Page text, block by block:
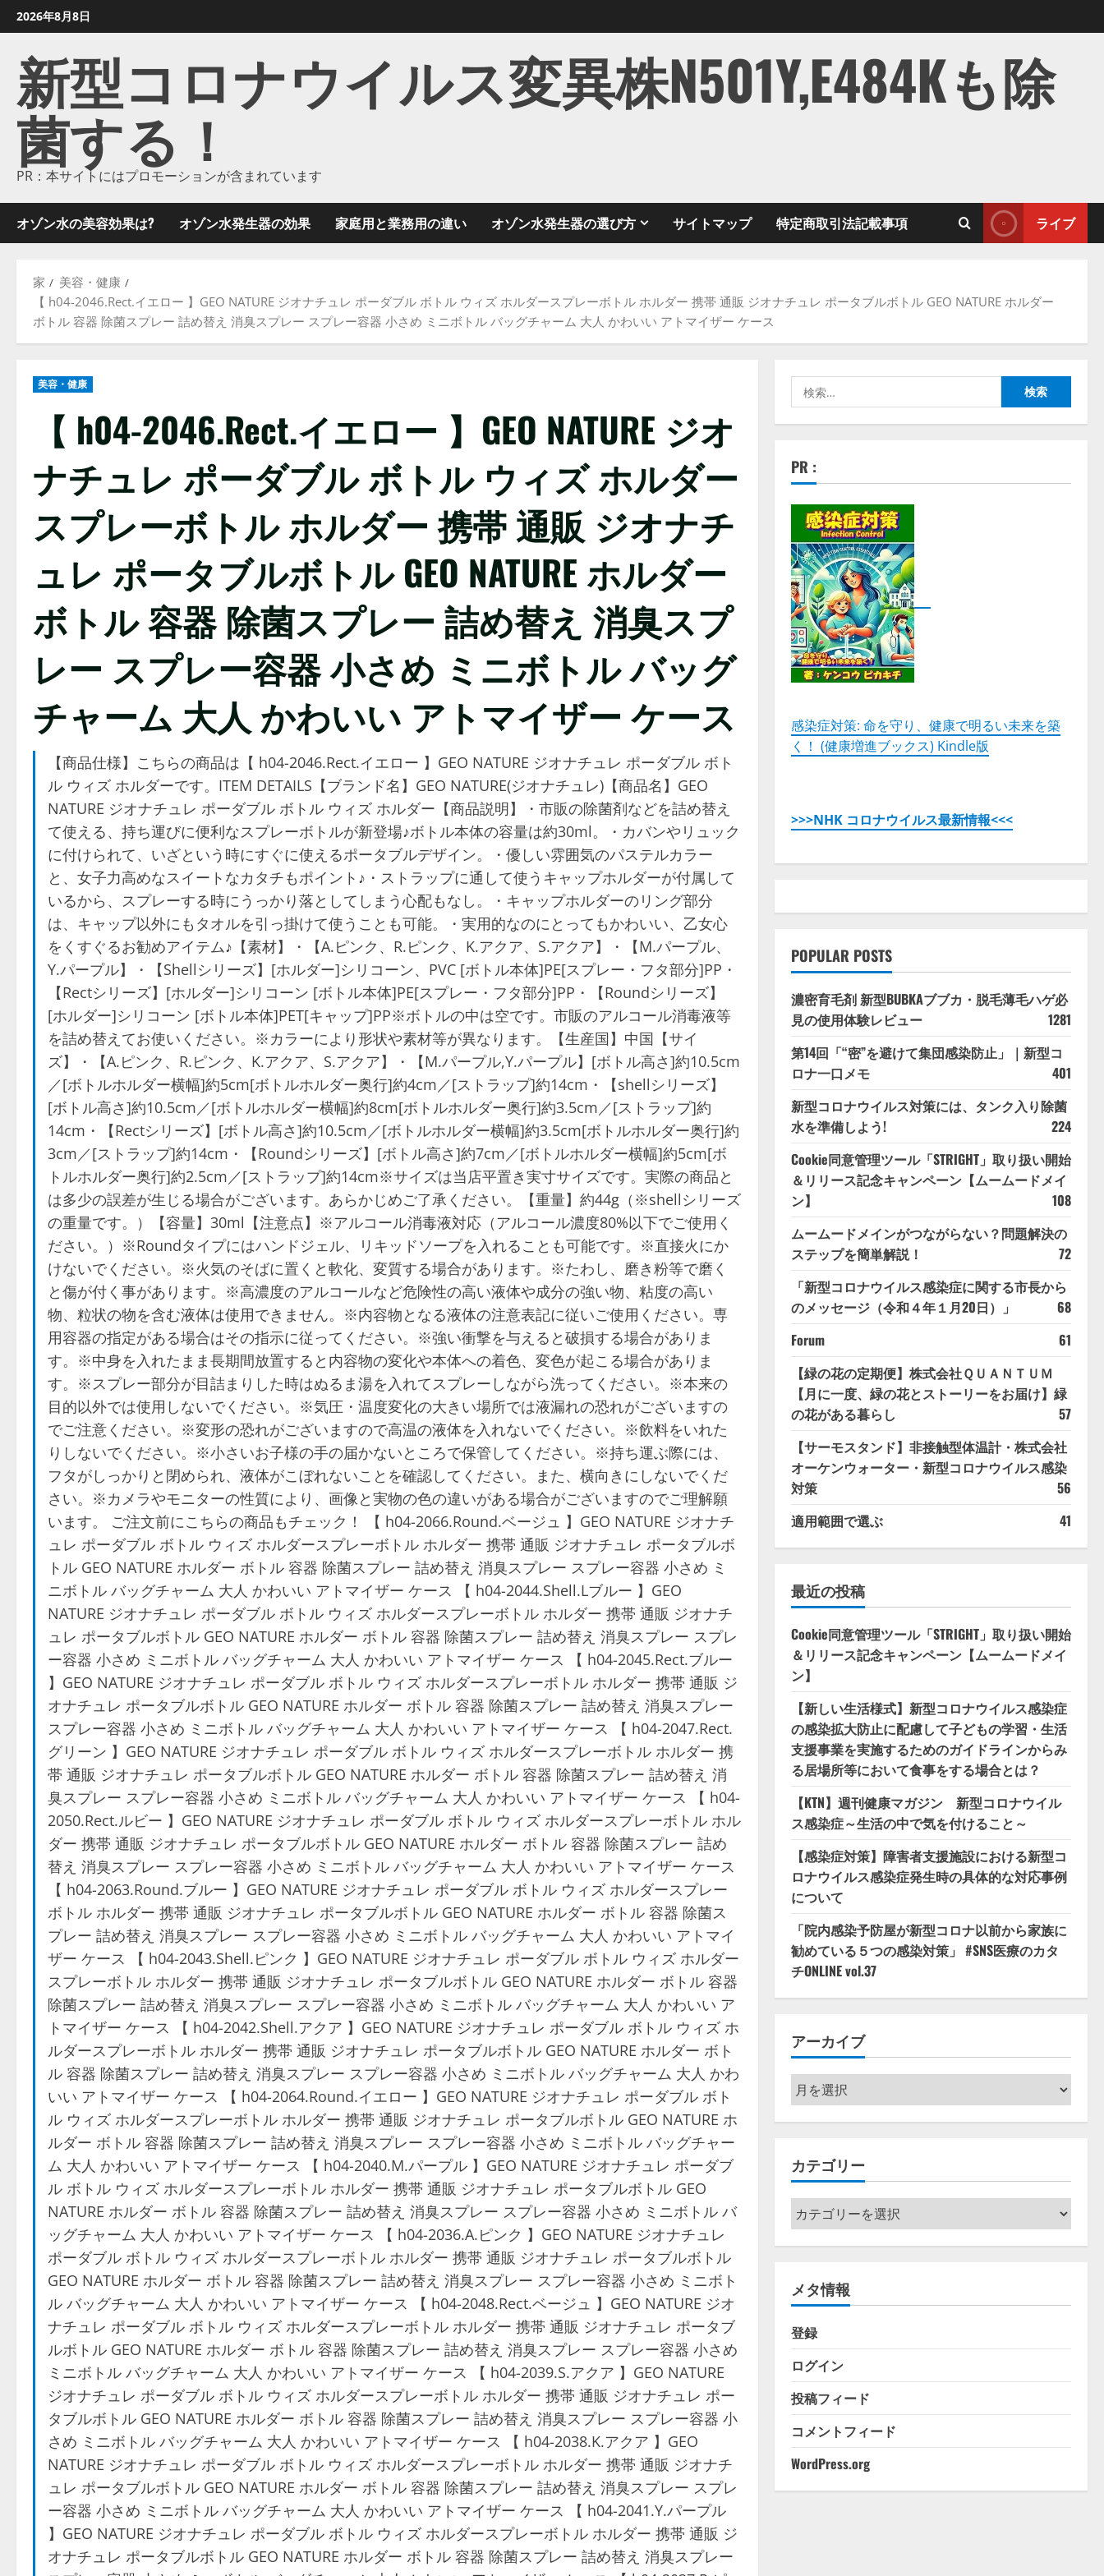
ン
2026年8月8日
新型コロナウイルス変異株N501Y,E484Kも除
菌する！
PR：本サイトにはプロモーションが含まれています
オゾン水の美容効果は? オゾン水発生器の効果 家庭用と業務用の違い オゾン水発生器の選び方 サイトマップ 特定商取引法記載事項 ライブ
家
美容・健康
【 h04-2046.Rect.イエロー 】GEO NATURE ジオナチュレ ポーダブル ボトル ウィズ ホルダースプレーボトル ホルダー 携帯 通販 ジオナチュレ ポータブルボトル GEO NATURE ホルダー
ボトル 容器 除菌スプレー 詰め替え 消臭スプレー スプレー容器 小さめ ミニボトル バッグチャーム 大人 かわいい アトマイザー ケース
美容・健康
【 h04-2046.Rect.イエロー 】GEO NATURE ジオ
ナチュレ ポーダブル ボトル ウィズ ホルダー
スプレーボトル ホルダー 携帯 通販 ジオナチ
ュレ ポータブルボトル GEO NATURE ホルダー
ボトル 容器 除菌スプレー 詰め替え 消臭スプ
レー スプレー容器 小さめ ミニボトル バッグ
チャーム 大人 かわいい アトマイザー ケース
【商品仕様】こちらの商品は【 h04-2046.Rect.イエロー 】GEO NATURE ジオナチュレ ポーダブル ボト
ル ウィズ ホルダーです。ITEM DETAILS【ブランド名】GEO NATURE(ジオナチュレ)【商品名】GEO
NATURE ジオナチュレ ポーダブル ボトル ウィズ ホルダー【商品説明】・市販の除菌剤などを詰め替え
て使える、持ち運びに便利なスプレーボトルが新登場♪ボトル本体の容量は約30ml。・カバンやリュック
に付けられて、いざという時にすぐに使えるポータブルデザイン。・優しい雰囲気のパステルカラー
と、女子力高めなスイートなカタチもポイント♪・ストラップに通して使うキャップホルダーが付属して
いるから、スプレーする時にうっかり落としてしまう心配もなし。・キャップホルダーのリング部分
は、キャップ以外にもタオルを引っ掛けて使うことも可能。・実用的なのにとってもかわいい、乙女心
をくすぐるお勧めアイテム♪【素材】・【A.ピンク、R.ピンク、K.アクア、S.アクア】・【M.パープル、
Y.パープル】・【Shellシリーズ】[ホルダー]シリコーン、PVC [ボトル本体]PE[スプレー・フタ部分]PP・
【Rectシリーズ】[ホルダー]シリコーン [ボトル本体]PE[スプレー・フタ部分]PP・【Roundシリーズ】
[ホルダー]シリコーン [ボトル本体]PET[キャップ]PP※ボトルの中は空です。市販のアルコール消毒液等
を詰め替えてお使いください。※カラーにより形状や素材等が異なります。【生産国】中国【サイ
ズ】・【A.ピンク、R.ピンク、K.アクア、S.アクア】・【M.パープル,Y.パープル】[ボトル高さ]約10.5cm
／[ボトルホルダー横幅]約5cm[ボトルホルダー奥行]約4cm／[ストラップ]約14cm・【shellシリーズ】
[ボトル高さ]約10.5cm／[ボトルホルダー横幅]約8cm[ボトルホルダー奥行]約3.5cm／[ストラップ]約
14cm・【Rectシリーズ】[ボトル高さ]約10.5cm／[ボトルホルダー横幅]約3.5cm[ボトルホルダー奥行]約
3cm／[ストラップ]約14cm・【Roundシリーズ】[ボトル高さ]約7cm／[ボトルホルダー横幅]約5cm[ボ
トルホルダー奥行]約2.5cm／[ストラップ]約14cm※サイズは当店平置き実寸サイズです。実際の商品と
は多少の誤差が生じる場合がございます。あらかじめご了承ください。【重量】約44g（※shellシリーズ
の重量です。）【容量】30ml【注意点】※アルコール消毒液対応（アルコール濃度80%以下でご使用く
ださい。）※Roundタイプにはハンドジェル、リキッドソープを入れることも可能です。※直接火にか
けないでください。※火気のそばに置くと軟化、変質する場合があります。※たわし、磨き粉等で磨く
と傷が付く事があります。※高濃度のアルコールなど危険性の高い液体や成分の強い物、粘度の高い
物、粒状の物を含む液体は使用できません。※内容物となる液体の注意表記に従いご使用ください。専
用容器の指定がある場合はその指示に従ってください。※強い衝撃を与えると破損する場合がありま
す。※中身を入れたまま長期間放置すると内容物の変化や本体への着色、変色が起こる場合がありま
す。※スプレー部分が目詰まりした時はぬるま湯を入れてスプレーしながら洗ってください。※本来の
目的以外では使用しないでください。※気圧・温度変化の大きい場所では液漏れの恐れがございますの
でご注意ください。※変形の恐れがございますので高温の液体を入れないでください。※飲料をいれた
りしないでください。※小さいお子様の手の届かないところで保管してください。※持ち運ぶ際には、
フタがしっかりと閉められ、液体がこぼれないことを確認してください。また、横向きにしないでくだ
さい。※カメラやモニターの性質により、画像と実物の色の違いがある場合がございますのでご理解願
います。 ご注文前にこちらの商品もチェック！ 【 h04-2066.Round.ベージュ 】GEO NATURE ジオナチ
ュレ ポーダブル ボトル ウィズ ホルダースプレーボトル ホルダー 携帯 通販 ジオナチュレ ポータブルボ
トル GEO NATURE ホルダー ボトル 容器 除菌スプレー 詰め替え 消臭スプレー スプレー容器 小さめ ミ
ニボトル バッグチャーム 大人 かわいい アトマイザー ケース 【 h04-2044.Shell.Lブルー 】GEO
NATURE ジオナチュレ ポーダブル ボトル ウィズ ホルダースプレーボトル ホルダー 携帯 通販 ジオナチ
ュレ ポータブルボトル GEO NATURE ホルダー ボトル 容器 除菌スプレー 詰め替え 消臭スプレー スプレ
ー容器 小さめ ミニボトル バッグチャーム 大人 かわいい アトマイザー ケース 【 h04-2045.Rect.ブルー
】GEO NATURE ジオナチュレ ポーダブル ボトル ウィズ ホルダースプレーボトル ホルダー 携帯 通販 ジ
オナチュレ ポータブルボトル GEO NATURE ホルダー ボトル 容器 除菌スプレー 詰め替え 消臭スプレー
スプレー容器 小さめ ミニボトル バッグチャーム 大人 かわいい アトマイザー ケース 【 h04-2047.Rect.
グリーン 】GEO NATURE ジオナチュレ ポーダブル ボトル ウィズ ホルダースプレーボトル ホルダー 携
帯 通販 ジオナチュレ ポータブルボトル GEO NATURE ホルダー ボトル 容器 除菌スプレー 詰め替え 消
臭スプレー スプレー容器 小さめ ミニボトル バッグチャーム 大人 かわいい アトマイザー ケース 【 h04-
2050.Rect.ルビー 】GEO NATURE ジオナチュレ ポーダブル ボトル ウィズ ホルダースプレーボトル ホル
ダー 携帯 通販 ジオナチュレ ポータブルボトル GEO NATURE ホルダー ボトル 容器 除菌スプレー 詰め
替え 消臭スプレー スプレー容器 小さめ ミニボトル バッグチャーム 大人 かわいい アトマイザー ケース
【 h04-2063.Round.ブルー 】GEO NATURE ジオナチュレ ポーダブル ボトル ウィズ ホルダースプレー
ボトル ホルダー 携帯 通販 ジオナチュレ ポータブルボトル GEO NATURE ホルダー ボトル 容器 除菌ス
プレー 詰め替え 消臭スプレー スプレー容器 小さめ ミニボトル バッグチャーム 大人 かわいい アトマイ
ザー ケース 【 h04-2043.Shell.ピンク 】GEO NATURE ジオナチュレ ポーダブル ボトル ウィズ ホルダー
スプレーボトル ホルダー 携帯 通販 ジオナチュレ ポータブルボトル GEO NATURE ホルダー ボトル 容器
除菌スプレー 詰め替え 消臭スプレー スプレー容器 小さめ ミニボトル バッグチャーム 大人 かわいい ア
トマイザー ケース 【 h04-2042.Shell.アクア 】GEO NATURE ジオナチュレ ポーダブル ボトル ウィズ ホ
ルダースプレーボトル ホルダー 携帯 通販 ジオナチュレ ポータブルボトル GEO NATURE ホルダー ボト
ル 容器 除菌スプレー 詰め替え 消臭スプレー スプレー容器 小さめ ミニボトル バッグチャーム 大人 かわ
いい アトマイザー ケース 【 h04-2064.Round.イエロー 】GEO NATURE ジオナチュレ ポーダブル ボト
ル ウィズ ホルダースプレーボトル ホルダー 携帯 通販 ジオナチュレ ポータブルボトル GEO NATURE ホ
ルダー ボトル 容器 除菌スプレー 詰め替え 消臭スプレー スプレー容器 小さめ ミニボトル バッグチャー
ム 大人 かわいい アトマイザー ケース 【 h04-2040.M.パープル 】GEO NATURE ジオナチュレ ポーダブ
ル ボトル ウィズ ホルダースプレーボトル ホルダー 携帯 通販 ジオナチュレ ポータブルボトル GEO
NATURE ホルダー ボトル 容器 除菌スプレー 詰め替え 消臭スプレー スプレー容器 小さめ ミニボトル バ
ッグチャーム 大人 かわいい アトマイザー ケース 【 h04-2036.A.ピンク 】GEO NATURE ジオナチュレ
ポーダブル ボトル ウィズ ホルダースプレーボトル ホルダー 携帯 通販 ジオナチュレ ポータブルボトル
GEO NATURE ホルダー ボトル 容器 除菌スプレー 詰め替え 消臭スプレー スプレー容器 小さめ ミニボト
ル バッグチャーム 大人 かわいい アトマイザー ケース 【 h04-2048.Rect.ベージュ 】GEO NATURE ジオ
ナチュレ ポーダブル ボトル ウィズ ホルダースプレーボトル ホルダー 携帯 通販 ジオナチュレ ポータブ
ルボトル GEO NATURE ホルダー ボトル 容器 除菌スプレー 詰め替え 消臭スプレー スプレー容器 小さめ
ミニボトル バッグチャーム 大人 かわいい アトマイザー ケース 【 h04-2039.S.アクア 】GEO NATURE
ジオナチュレ ポーダブル ボトル ウィズ ホルダースプレーボトル ホルダー 携帯 通販 ジオナチュレ ポー
タブルボトル GEO NATURE ホルダー ボトル 容器 除菌スプレー 詰め替え 消臭スプレー スプレー容器 小
さめ ミニボトル バッグチャーム 大人 かわいい アトマイザー ケース 【 h04-2038.K.アクア 】GEO
NATURE ジオナチュレ ポーダブル ボトル ウィズ ホルダースプレーボトル ホルダー 携帯 通販 ジオナチ
ュレ ポータブルボトル GEO NATURE ホルダー ボトル 容器 除菌スプレー 詰め替え 消臭スプレー スプレ
ー容器 小さめ ミニボトル バッグチャーム 大人 かわいい アトマイザー ケース 【 h04-2041.Y.パープル
】GEO NATURE ジオナチュレ ポーダブル ボトル ウィズ ホルダースプレーボトル ホルダー 携帯 通販 ジ
オナチュレ ポータブルボトル GEO NATURE ホルダー ボトル 容器 除菌スプレー 詰め替え 消臭スプレー
索:
PR :
感染症対策: 命を守り、健康で明るい未来を築
く！ (健康増進ブックス) Kindle版
>>>NHK コロナウイルス最新情報<<<
POPULAR POSTS
濃密育毛剤 新型BUBKAブブカ・脱毛薄毛ハゲ必
見の使用体験レビュー
1281
第14回「“密”を避けて集団感染防止」｜新型コ
ロナ一口メモ
401
新型コロナウイルス対策には、タンク入り除菌
水を準備しよう!
224
Cookie同意管理ツール「STRIGHT」取り扱い開始
＆リリース記念キャンペーン【ムームードメイ
ン】
108
ムームードメインがつながらない？問題解決の
ステップを簡単解説！
72
「新型コロナウイルス感染症に関する市長から
のメッセージ（令和４年１月20日）」
68
Forum
61
【緑の花の定期便】株式会社ＱＵＡＮＴＵＭ
【月に一度、緑の花とストーリーをお届け】緑
の花がある暮らし
57
【サーモスタンド】非接触型体温計・株式会社
オーケンウォーター・新型コロナウイルス感染
対策
56
適用範囲で選ぶ
41
最近の投稿
Cookie同意管理ツール「STRIGHT」取り扱い開始
＆リリース記念キャンペーン【ムームードメイ
ン】
【新しい生活様式】新型コロナウイルス感染症
の感染拡大防止に配慮して子どもの学習・生活
支援事業を実施するためのガイドラインからみ
る居場所等において食事をする場合とは？
【KTN】週刊健康マガジン 新型コロナウイル
ス感染症～生活の中で気を付けること～
【感染症対策】障害者支援施設における新型コ
ロナウイルス感染症発生時の具体的な対応事例
について
「院内感染予防屋が新型コロナ以前から家族に
勧めている５つの感染対策」 #SNS医療のカタ
チONLINE vol.37
アーカイブ
ア
ー
カ
ブ
カテゴリー
カ
テ
ゴ
ー
メタ情報
登録
ログイン
投稿フィード
コメントフィード
WordPress.org